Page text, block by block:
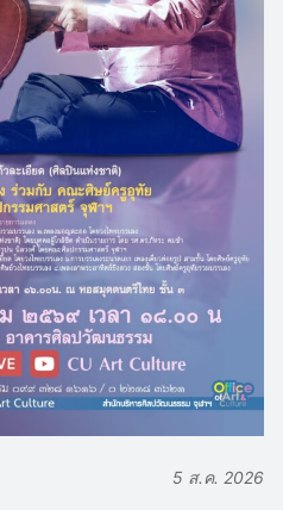
5 ส.ค. 2026